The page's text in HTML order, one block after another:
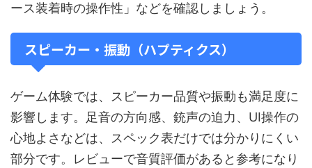
ース装着時の操作性」などを確認しましょう。
スピーカー・振動（ハプティクス）
ゲーム体験では、スピーカー品質や振動も満足度に
影響します。足音の方向感、銃声の迫力、UI操作の
心地よさなどは、スペック表だけでは分かりにくい
部分です。レビューで音質評価があると参考になり